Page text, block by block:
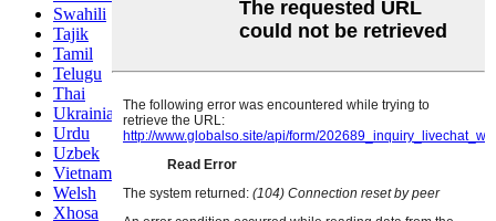
Swahili
Tajik
Tamil
Telugu
Thai
Ukrainian
Urdu
Uzbek
Vietnamese
Welsh
Xhosa